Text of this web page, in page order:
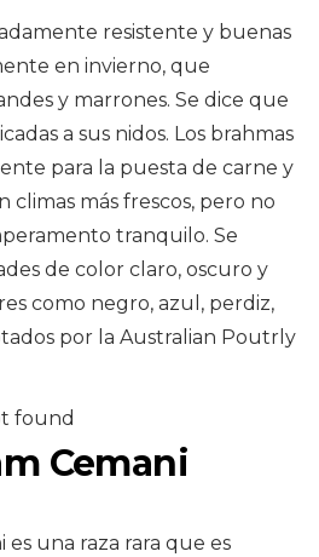
resistente y buenas
en invierno, que
y marrones. Se dice que
a sus nidos. Los brahmas
para la puesta de carne y
climas más frescos, pero no
tranquilo. Se
de color claro, oscuro y
como negro, azul, perdiz,
por la Australian Poutrly
found
Cemani
es una raza rara que es